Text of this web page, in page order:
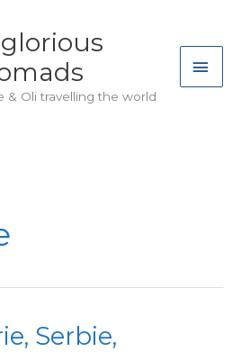
& Oli travelling the world
Serbie,